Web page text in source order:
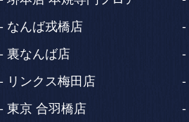
なんば戎橋店
裏なんば店
リンクス梅田店
東京 合羽橋店